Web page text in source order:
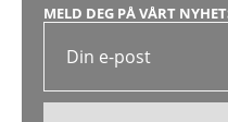
MELD DEG PÅ VÅRT